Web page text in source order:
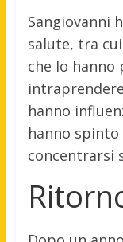
Sangiovanni
salute, tra
che lo hanno
hanno
hanno
concentrarsi